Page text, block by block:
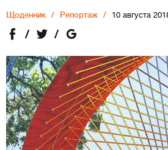
Щоденник Репортаж 10 августа